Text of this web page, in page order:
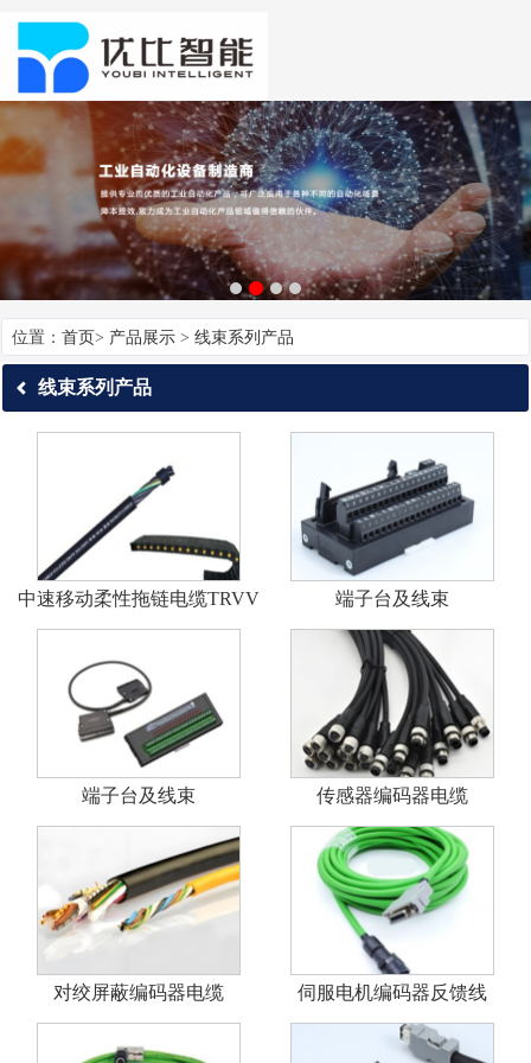
位置： 首页> 产品展示 > 线束系列产品
线束系列产品
中速移动柔性拖链电缆TRVV 端子台及线束
端子台及线束 传感器编码器电缆
对绞屏蔽编码器电缆 伺服电机编码器反馈线